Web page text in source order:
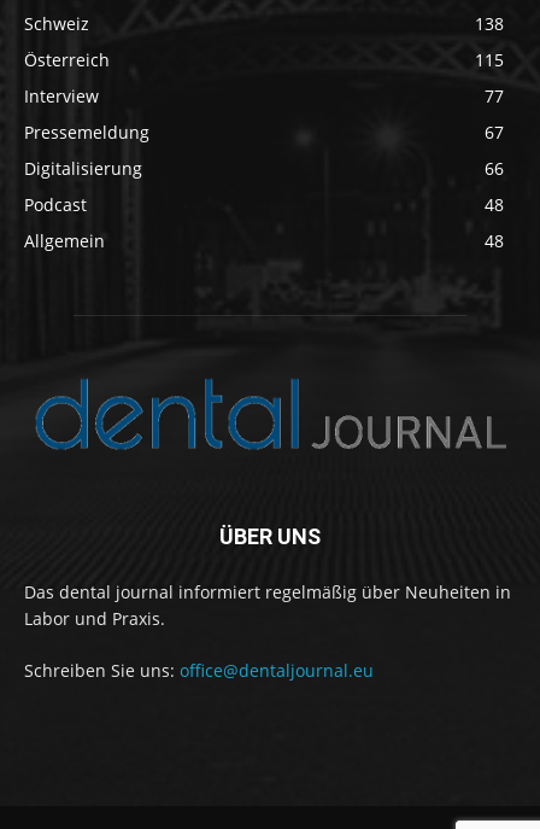
Schweiz
138
Österreich
115
Interview
77
Pressemeldung
67
Digitalisierung
66
Podcast
48
Allgemein
48
ÜBER UNS
Das dental journal informiert regelmäßig über Neuheiten in
Labor und Praxis.
Schreiben Sie uns: office@dentaljournal.eu